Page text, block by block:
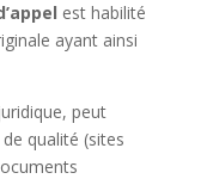
est habilité
ayant ainsi
peut
qualité (sites